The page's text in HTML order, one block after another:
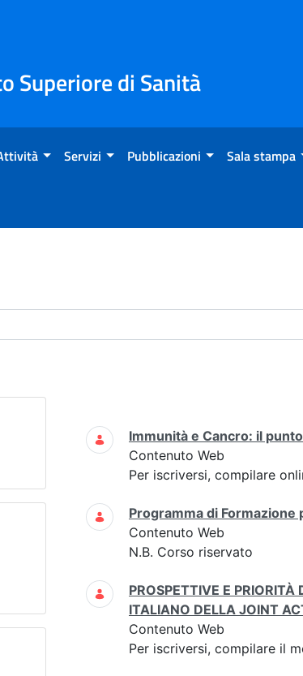
Superiore di Sanità
Servizi Pubblicazioni Sala stampa
- Eventi
Ricerca
Immunità e Cancro: il
Contenuto Web
Per iscriversi, compilare
Programma di Formazione
Contenuto Web
N.B. Corso riservato
PROSPETTIVE E
ITALIANO DELLA JOINT
Contenuto Web
Per iscriversi, compilare il